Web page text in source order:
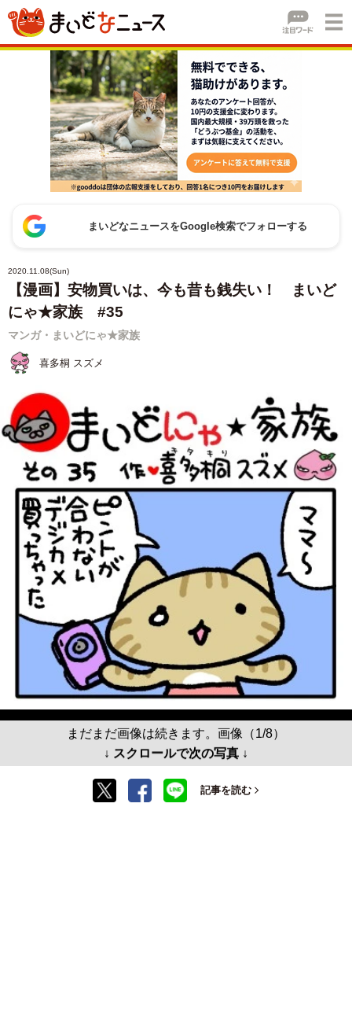
まいどなニュースをGoogle検索でフォローする
2020.11.08(Sun)
【漫画】安物買いは、今も昔も銭失い！ まいど
にゃ★家族 #35
マンガ・まいどにゃ★家族
喜多桐 スズメ
まだまだ画像は続きます。画像（1/8）
↓ スクロールで次の写真 ↓
記事を読む